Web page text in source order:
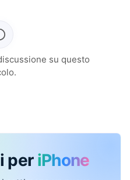
su questo
per iPhone